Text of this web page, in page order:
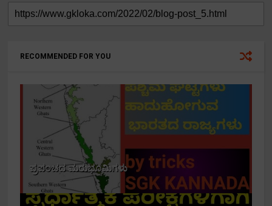
RECOMMENDED FOR YOU
ಪ್ರಪಂಚದ ಮರುಭೂಮಿಗಳು